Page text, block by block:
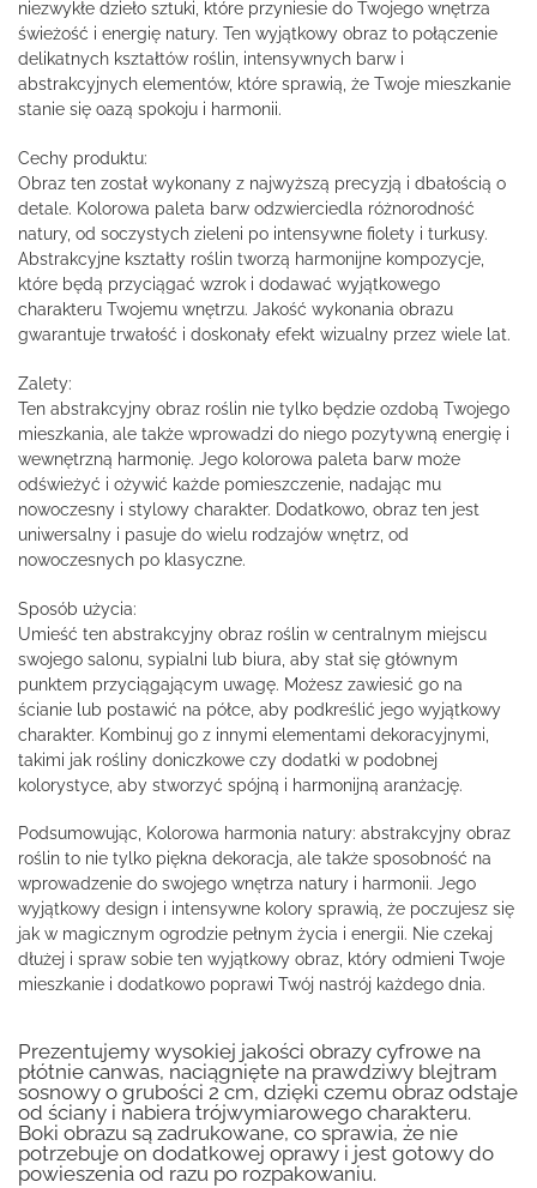
niezwykłe dzieło sztuki, które przyniesie do Twojego wnętrza
świeżość i energię natury. Ten wyjątkowy obraz to połączenie
delikatnych kształtów roślin, intensywnych barw i
abstrakcyjnych elementów, które sprawią, że Twoje mieszkanie
stanie się oazą spokoju i harmonii.
Cechy produktu:
Obraz ten został wykonany z najwyższą precyzją i dbałością o
detale. Kolorowa paleta barw odzwierciedla różnorodność
natury, od soczystych zieleni po intensywne fiolety i turkusy.
Abstrakcyjne kształty roślin tworzą harmonijne kompozycje,
które będą przyciągać wzrok i dodawać wyjątkowego
charakteru Twojemu wnętrzu. Jakość wykonania obrazu
gwarantuje trwałość i doskonały efekt wizualny przez wiele lat.
Zalety:
Ten abstrakcyjny obraz roślin nie tylko będzie ozdobą Twojego
mieszkania, ale także wprowadzi do niego pozytywną energię i
wewnętrzną harmonię. Jego kolorowa paleta barw może
odświeżyć i ożywić każde pomieszczenie, nadając mu
nowoczesny i stylowy charakter. Dodatkowo, obraz ten jest
uniwersalny i pasuje do wielu rodzajów wnętrz, od
nowoczesnych po klasyczne.
Sposób użycia:
Umieść ten abstrakcyjny obraz roślin w centralnym miejscu
swojego salonu, sypialni lub biura, aby stał się głównym
punktem przyciągającym uwagę. Możesz zawiesić go na
ścianie lub postawić na półce, aby podkreślić jego wyjątkowy
charakter. Kombinuj go z innymi elementami dekoracyjnymi,
takimi jak rośliny doniczkowe czy dodatki w podobnej
kolorystyce, aby stworzyć spójną i harmonijną aranżację.
Podsumowując, Kolorowa harmonia natury: abstrakcyjny obraz
roślin to nie tylko piękna dekoracja, ale także sposobność na
wprowadzenie do swojego wnętrza natury i harmonii. Jego
wyjątkowy design i intensywne kolory sprawią, że poczujesz się
jak w magicznym ogrodzie pełnym życia i energii. Nie czekaj
dłużej i spraw sobie ten wyjątkowy obraz, który odmieni Twoje
mieszkanie i dodatkowo poprawi Twój nastrój każdego dnia.
Prezentujemy wysokiej jakości obrazy cyfrowe na
płótnie canwas, naciągnięte na prawdziwy blejtram
sosnowy o grubości 2 cm, dzięki czemu obraz odstaje
od ściany i nabiera trójwymiarowego charakteru.
Boki obrazu są zadrukowane, co sprawia, że nie
potrzebuje on dodatkowej oprawy i jest gotowy do
powieszenia od razu po rozpakowaniu.